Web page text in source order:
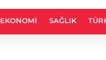
EKONOMİ SAĞLIK